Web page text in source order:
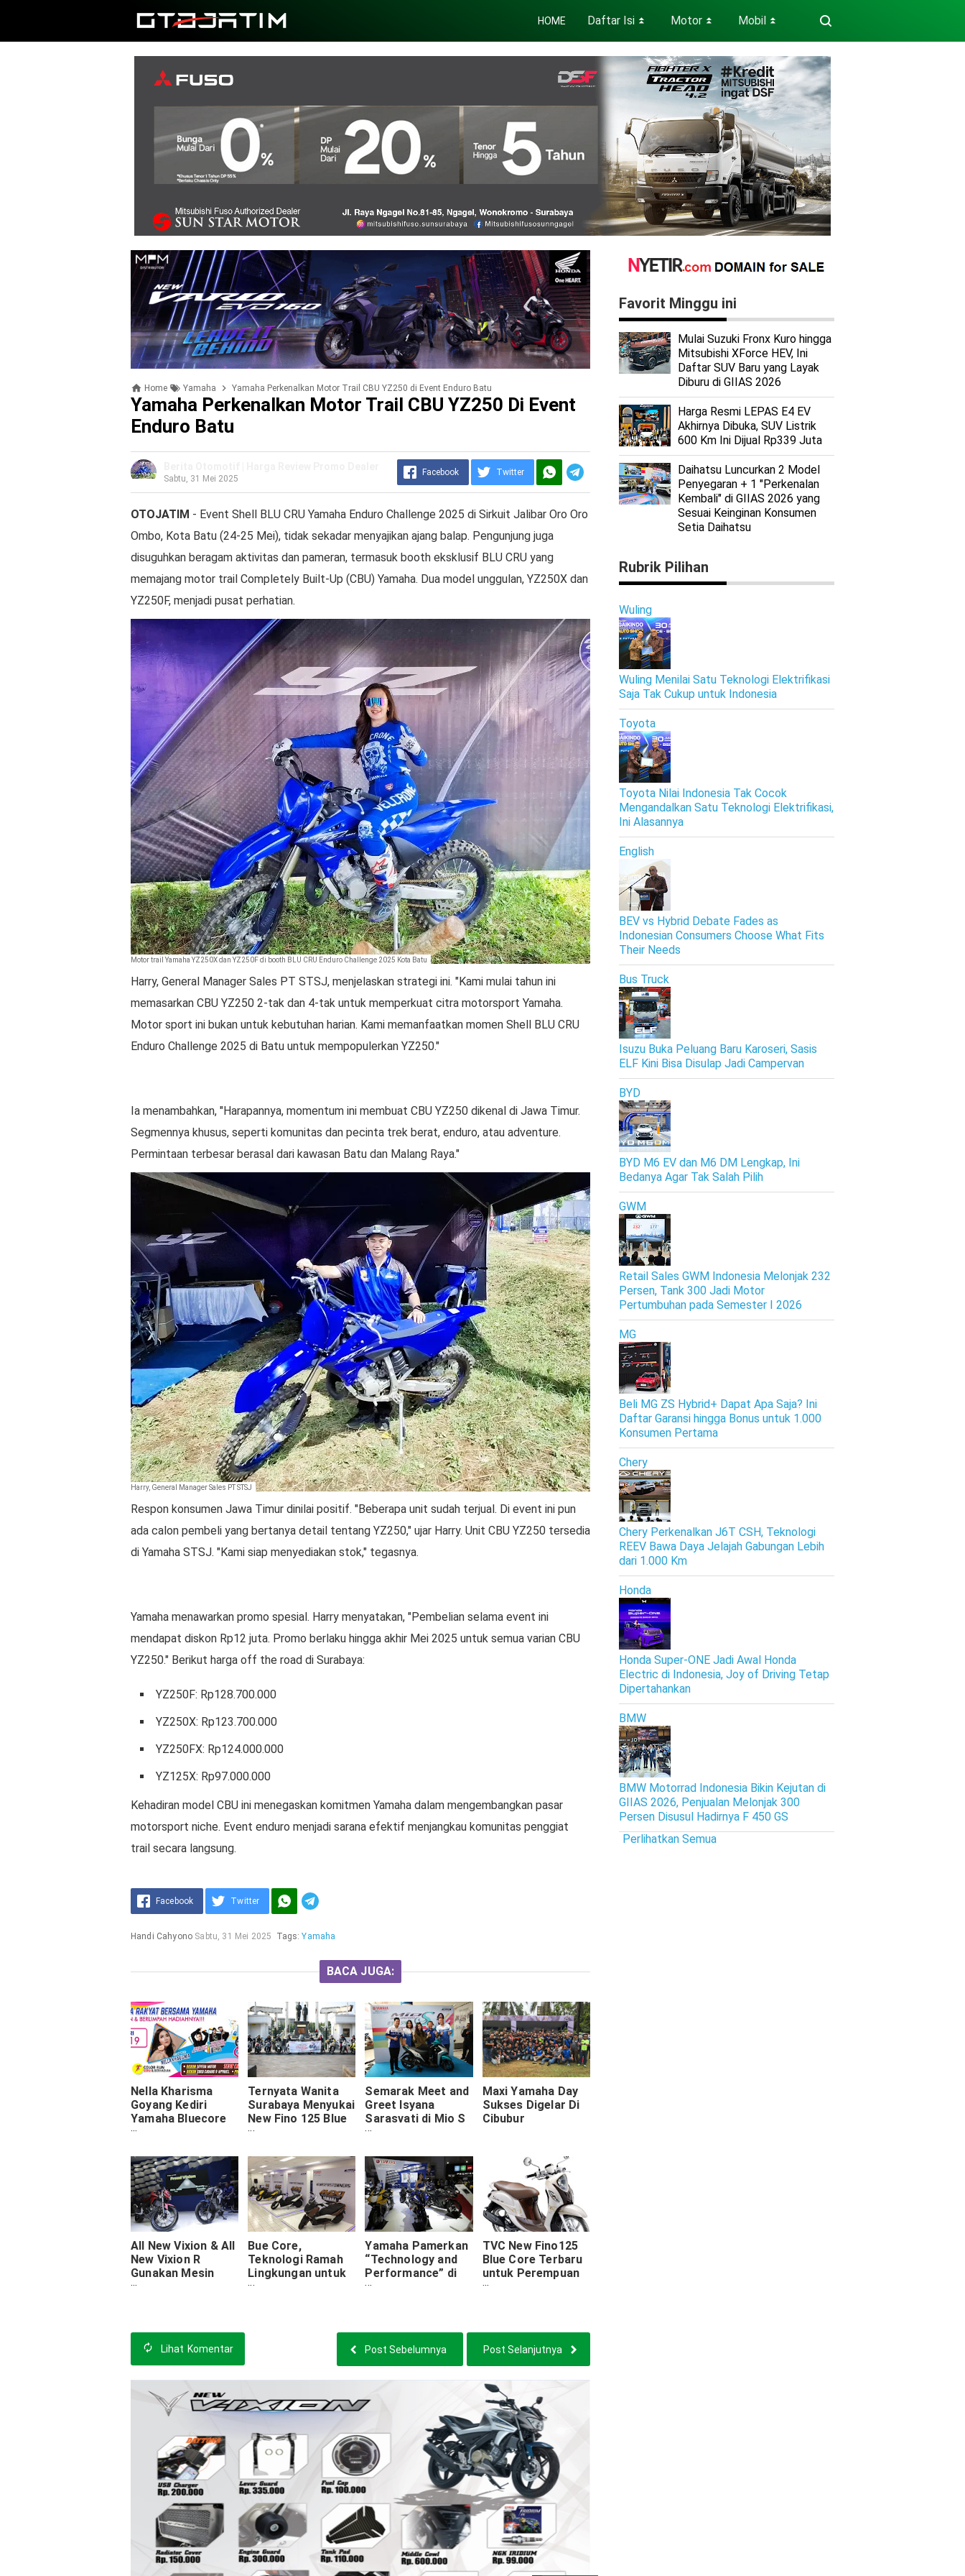
HOME Daftar Isi ⏬ Motor ⏬ Mobil ⏬
Home Yamaha Yamaha Perkenalkan Motor Trail CBU YZ250 di Event Enduro Batu
Yamaha Perkenalkan Motor Trail CBU YZ250 Di Event
Enduro Batu
Sabtu, 31 Mei 2025
Facebook Twitter
OTOJATIM - Event Shell BLU CRU Yamaha Enduro Challenge 2025 di Sirkuit Jalibar Oro Oro
Ombo, Kota Batu (24-25 Mei), tidak sekadar menyajikan ajang balap. Pengunjung juga
disuguhkan beragam aktivitas dan pameran, termasuk booth eksklusif BLU CRU yang
memajang motor trail Completely Built-Up (CBU) Yamaha. Dua model unggulan, YZ250X dan
YZ250F, menjadi pusat perhatian.
Motor trail Yamaha YZ250X dan YZ250F di booth BLU CRU Enduro Challenge 2025 Kota Batu
Harry, General Manager Sales PT STSJ, menjelaskan strategi ini. "Kami mulai tahun ini
memasarkan CBU YZ250 2-tak dan 4-tak untuk memperkuat citra motorsport Yamaha.
Motor sport ini bukan untuk kebutuhan harian. Kami memanfaatkan momen Shell BLU CRU
Enduro Challenge 2025 di Batu untuk mempopulerkan YZ250."
Ia menambahkan, "Harapannya, momentum ini membuat CBU YZ250 dikenal di Jawa Timur.
Segmennya khusus, seperti komunitas dan pecinta trek berat, enduro, atau adventure.
Permintaan terbesar berasal dari kawasan Batu dan Malang Raya."
Harry, General Manager Sales PT STSJ
Respon konsumen Jawa Timur dinilai positif. "Beberapa unit sudah terjual. Di event ini pun
ada calon pembeli yang bertanya detail tentang YZ250," ujar Harry. Unit CBU YZ250 tersedia
di Yamaha STSJ. "Kami siap menyediakan stok," tegasnya.
Yamaha menawarkan promo spesial. Harry menyatakan, "Pembelian selama event ini
mendapat diskon Rp12 juta. Promo berlaku hingga akhir Mei 2025 untuk semua varian CBU
YZ250." Berikut harga off the road di Surabaya:
YZ250F: Rp128.700.000
YZ250X: Rp123.700.000
YZ250FX: Rp124.000.000
YZ125X: Rp97.000.000
Kehadiran model CBU ini menegaskan komitmen Yamaha dalam mengembangkan pasar
motorsport niche. Event enduro menjadi sarana efektif menjangkau komunitas penggiat
trail secara langsung.
Facebook Twitter
Handi Cahyono Sabtu, 31 Mei 2025 Tags:Yamaha
BACA JUGA:
Nella Kharisma
Goyang Kediri
Yamaha Bluecore
MotorShow
Ternyata Wanita
Surabaya Menyukai
New Fino 125 Blue
Core “Smart
Semarak Meet and
Greet Isyana
Sarasvati di Mio S
Roadshow Concert
Maxi Yamaha Day
Sukses Digelar Di
Cibubur
All New Vixion & All
New Vixion R
Gunakan Mesin
Baru yang Lebih
Bue Core,
Teknologi Ramah
Lingkungan untuk
Kehidupan
Yamaha Pamerkan
“Technology and
Performance” di
IIMS 2017
TVC New Fino125
Blue Core Terbaru
untuk Perempuan
Indonesia
Lihat Komentar Post Selanjutnya
Post Sebelumnya
Favorit Minggu ini
Mulai Suzuki Fronx Kuro hingga
Mitsubishi XForce HEV, Ini
Daftar SUV Baru yang Layak
Diburu di GIIAS 2026
Harga Resmi LEPAS E4 EV
Akhirnya Dibuka, SUV Listrik
600 Km Ini Dijual Rp339 Juta
Daihatsu Luncurkan 2 Model
Penyegaran + 1 "Perkenalan
Kembali" di GIIAS 2026 yang
Sesuai Keinginan Konsumen
Setia Daihatsu
Rubrik Pilihan
Wuling
Wuling Menilai Satu Teknologi Elektrifikasi
Saja Tak Cukup untuk Indonesia
Toyota
Toyota Nilai Indonesia Tak Cocok
Mengandalkan Satu Teknologi Elektrifikasi,
Ini Alasannya
English
BEV vs Hybrid Debate Fades as
Indonesian Consumers Choose What Fits
Their Needs
Bus Truck
Isuzu Buka Peluang Baru Karoseri, Sasis
ELF Kini Bisa Disulap Jadi Campervan
BYD
BYD M6 EV dan M6 DM Lengkap, Ini
Bedanya Agar Tak Salah Pilih
GWM
Retail Sales GWM Indonesia Melonjak 232
Persen, Tank 300 Jadi Motor
Pertumbuhan pada Semester I 2026
MG
Beli MG ZS Hybrid+ Dapat Apa Saja? Ini
Daftar Garansi hingga Bonus untuk 1.000
Konsumen Pertama
Chery
Chery Perkenalkan J6T CSH, Teknologi
REEV Bawa Daya Jelajah Gabungan Lebih
dari 1.000 Km
Honda
Honda Super-ONE Jadi Awal Honda
Electric di Indonesia, Joy of Driving Tetap
Dipertahankan
BMW
BMW Motorrad Indonesia Bikin Kejutan di
GIIAS 2026, Penjualan Melonjak 300
Persen Disusul Hadirnya F 450 GS
Perlihatkan Semua